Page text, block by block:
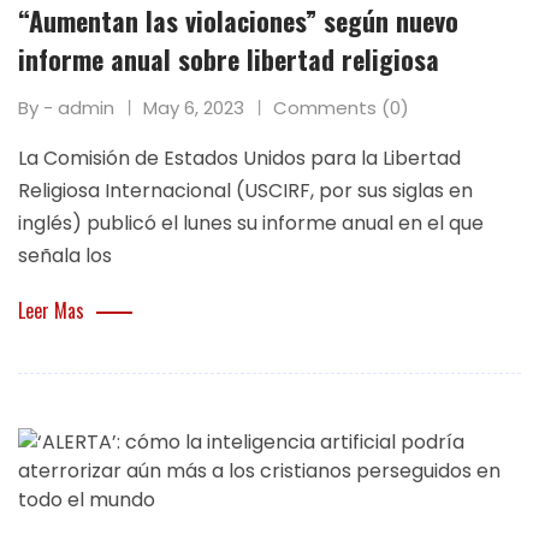
“Aumentan las violaciones” según nuevo
informe anual sobre libertad religiosa
By - admin May 6, 2023 Comments (0)
La Comisión de Estados Unidos para la Libertad
Religiosa Internacional (USCIRF, por sus siglas en
inglés) publicó el lunes su informe anual en el que
señala los
Leer Mas